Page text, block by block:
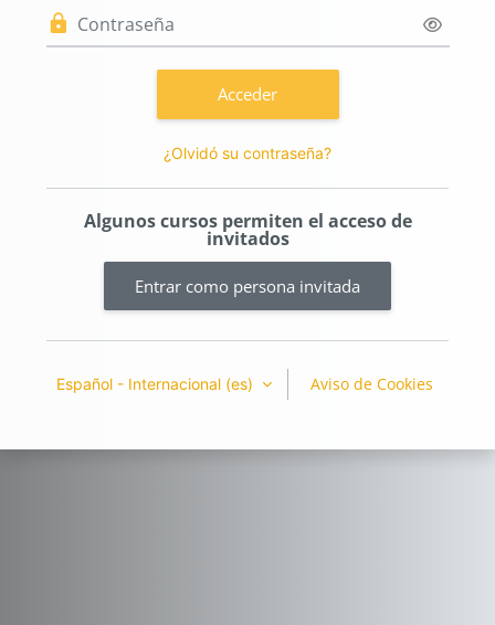
Acceder
¿Olvidó su contraseña?
Algunos cursos permiten el acceso de
invitados
Entrar como persona invitada
Español - Internacional ‎(es)‎ Aviso de Cookies